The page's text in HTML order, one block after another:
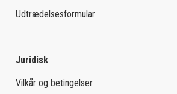
Udtrædelsesformular
Juridisk
Vilkår og betingelser